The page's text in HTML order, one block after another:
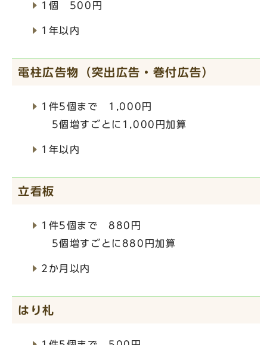
1個 500円
1年以内
電柱広告物（突出広告・巻付広告）
1件5個まで 1,000円
5個増すごとに1,000円加算
1年以内
立看板
1件5個まで 880円
5個増すごとに880円加算
2か月以内
はり札